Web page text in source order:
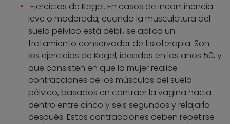
Ejercicios de Kegel. En casos de incontinencia
leve o moderada, cuando la musculatura del
suelo pélvico está débil, se aplica un
tratamiento conservador de fisioterapia. Son
los ejercicios de Kegel, ideados en los años 50, y
que consisten en que la mujer realice
contracciones de los músculos del suelo
pélvico, basados en contraer la vagina hacia
dentro entre cinco y seis segundos y relajarla
después. Estas contracciones deben repetirse